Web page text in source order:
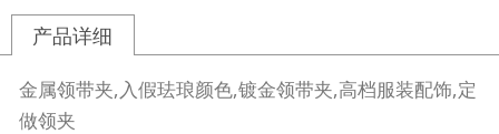
产品详细
金属领带夹,入假珐琅颜色,镀金领带夹,高档服装配饰,定
做领夹